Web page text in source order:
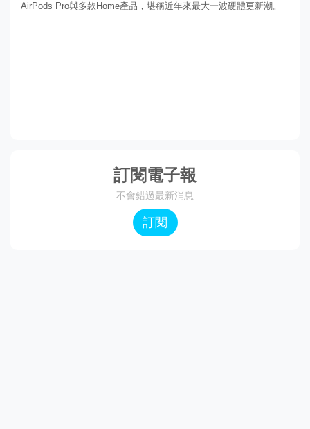
AirPods Pro與多款Home產品，堪稱近年來最大一波硬體更新潮。
訂閱電子報
不會錯過最新消息
訂閱